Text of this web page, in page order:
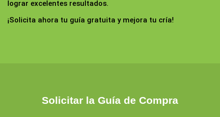
lograr excelentes resultados.
¡Solicita ahora tu guía gratuita y mejora tu cría!
Solicitar la Guía de Compra